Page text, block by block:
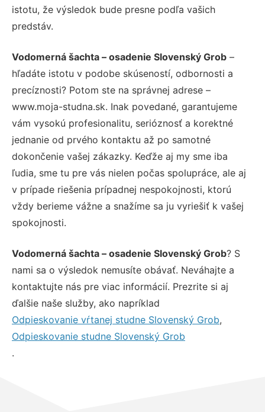
istotu, že výsledok bude presne podľa vašich
predstáv.
Vodomerná šachta – osadenie Slovenský Grob –
hľadáte istotu v podobe skúseností, odbornosti a
precíznosti? Potom ste na správnej adrese –
www.moja-studna.sk. Inak povedané, garantujeme
vám vysokú profesionalitu, serióznosť a korektné
jednanie od prvého kontaktu až po samotné
dokončenie vašej zákazky. Keďže aj my sme iba
ľudia, sme tu pre vás nielen počas spolupráce, ale aj
v prípade riešenia prípadnej nespokojnosti, ktorú
vždy berieme vážne a snažíme sa ju vyriešiť k vašej
spokojnosti.
Vodomerná šachta – osadenie Slovenský Grob? S
nami sa o výsledok nemusíte obávať. Neváhajte a
kontaktujte nás pre viac informácií. Prezrite si aj
ďalšie naše služby, ako napríklad
Odpieskovanie vŕtanej studne Slovenský Grob,
Odpieskovanie studne Slovenský Grob
.